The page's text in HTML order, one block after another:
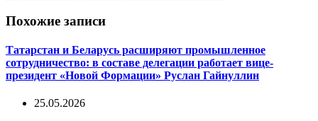
Похожие записи
Татарстан и Беларусь расширяют промышленное
сотрудничество: в составе делегации работает вице-
президент «Новой Формации» Руслан Гайнуллин
25.05.2026